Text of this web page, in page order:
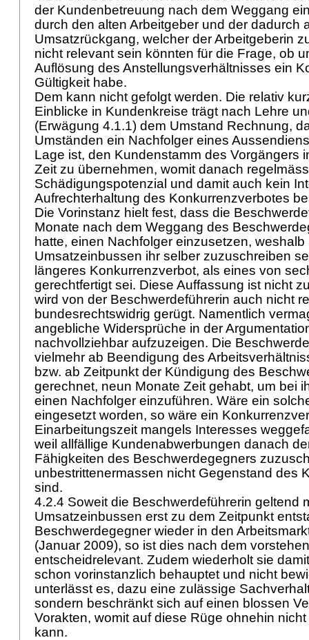
der Kundenbetreuung nach dem Weggang
durch den alten Arbeitgeber und der dadurch
Umsatzrückgang, welcher der Arbeitgeberin
nicht relevant sein könnten für die Frage, ob
Auflösung des Anstellungsverhältnisses ein
Gültigkeit habe.
Dem kann nicht gefolgt werden. Die relativ
Einblicke in Kundenkreise trägt nach Lehre
(Erwägung 4.1.1) dem Umstand Rechnung,
Umständen ein Nachfolger eines
Lage ist, den Kundenstamm des Vorgängers
Zeit zu übernehmen, womit danach
Schädigungspotenzial und damit auch kein
Aufrechterhaltung des Konkurrenzverbotes
Die Vorinstanz hielt fest, dass die
Monate nach dem Weggang des
hatte, einen Nachfolger einzusetzen, weshalb
Umsatzeinbussen ihr selber zuzuschreiben
längeres Konkurrenzverbot, als eines von
gerechtfertigt sei. Diese Auffassung ist nicht
wird von der Beschwerdeführerin auch nicht
bundesrechtswidrig gerügt. Namentlich
angebliche Widersprüche in der
nachvollziehbar aufzuzeigen. Die
vielmehr ab Beendigung des
bzw. ab Zeitpunkt der Kündigung des
gerechnet, neun Monate Zeit gehabt, um bei
einen Nachfolger einzuführen. Wäre ein
eingesetzt worden, so wäre ein
Einarbeitungszeit mangels Interesses
weil allfällige Kundenabwerbungen danach
Fähigkeiten des Beschwerdegegners
unbestrittenermassen nicht Gegenstand des
sind.
4.2.4 Soweit die Beschwerdeführerin geltend
Umsatzeinbussen erst zu dem Zeitpunkt
Beschwerdegegner wieder in den
(Januar 2009), so ist dies nach dem
entscheidrelevant. Zudem wiederholt sie
schon vorinstanzlich behauptet und nicht
unterlässt es, dazu eine zulässige
sondern beschränkt sich auf einen blossen
Vorakten, womit auf diese Rüge ohnehin
kann.